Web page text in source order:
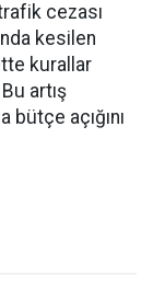
cezası
kesilen
kurallar
artış
açığını